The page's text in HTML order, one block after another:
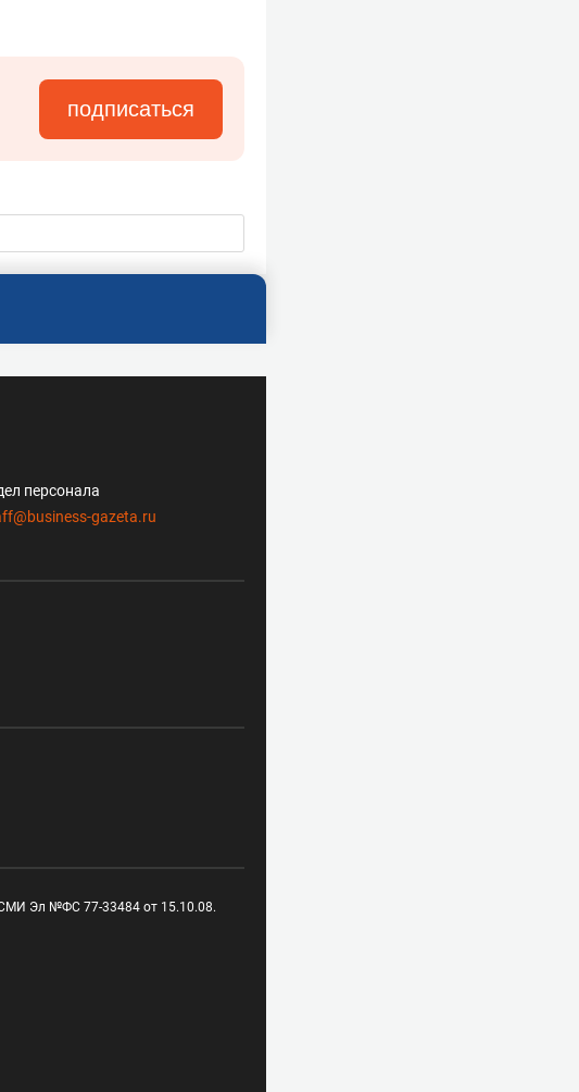
подписаться
персонала
gazeta.ru
СМИ Эл №ФС 77-33484 от 15.10.08.